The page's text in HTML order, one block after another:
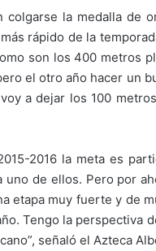
la medalla de
rápido de la
son los 400 metros
el otro año hacer un
a dejar los 100
2016 la meta es
de ellos. Pero por
etapa muy fuerte y de
Tengo la perspectiva
señaló el Azteca